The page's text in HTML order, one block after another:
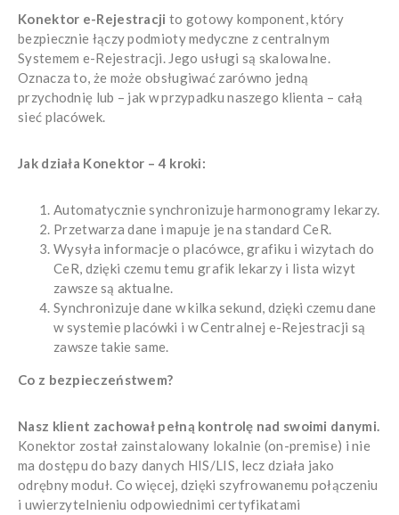
Konektor e-Rejestracji to gotowy komponent, który
bezpiecznie łączy podmioty medyczne z centralnym
Systemem e-Rejestracji. Jego usługi są skalowalne.
Oznacza to, że może obsługiwać zarówno jedną
przychodnię lub – jak w przypadku naszego klienta – całą
sieć placówek.
Jak działa Konektor – 4 kroki:
Automatycznie synchronizuje harmonogramy lekarzy.
Przetwarza dane i mapuje je na standard CeR.
Wysyła informacje o placówce, grafiku i wizytach do
CeR, dzięki czemu temu grafik lekarzy i lista wizyt
zawsze są aktualne.
Synchronizuje dane w kilka sekund, dzięki czemu dane
w systemie placówki i w Centralnej e-Rejestracji są
zawsze takie same.
Co z bezpieczeństwem?
Nasz klient zachował pełną kontrolę nad swoimi danymi.
Konektor został zainstalowany lokalnie (on-premise) i nie
ma dostępu do bazy danych HIS/LIS, lecz działa jako
odrębny moduł. Co więcej, dzięki szyfrowanemu połączeniu
i uwierzytelnieniu odpowiednimi certyfikatami